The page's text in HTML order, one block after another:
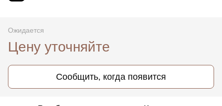
Ожидается
Цену уточняйте
Сообщить, когда появится